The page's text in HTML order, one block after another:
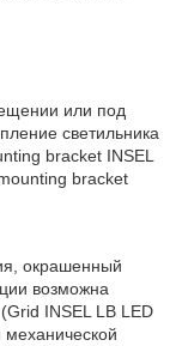
или под
светильника
bracket INSEL
bracket
окрашенный
возможна
INSEL LB LED